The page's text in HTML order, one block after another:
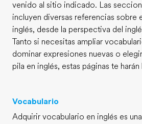
Oficinas
Encuentra una oficina
Sobre nosotros
Quiénes somos
Únete al equipo
venido al sitio indicado. Las
incluyen diversas referencias sobre
inglés, desde la perspectiva del
Tanto si necesitas ampliar
dominar expresiones nuevas o
pila en inglés, estas páginas te
Vocabulario
Adquirir vocabulario en inglés es